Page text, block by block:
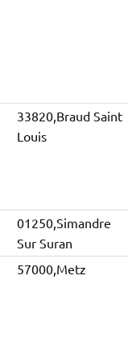
33820,Braud Saint
Louis
01250,Simandre
Sur Suran
57000,Metz